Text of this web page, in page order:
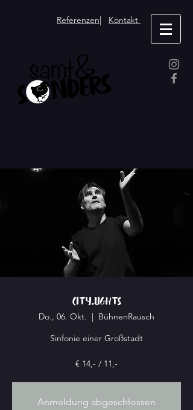
| Kontakt
Referenzen
city.lights
Do., 06. Okt.
  |
BühnenRausch
Sinfonie einer Großstadt
€ 14,- / 11,-
Anmeldung abgeschlossen